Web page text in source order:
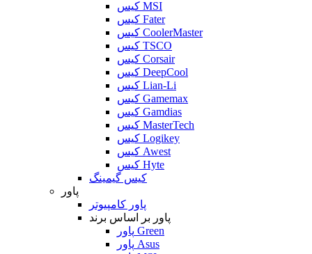
کیس MSI
کیس Fater
کیس CoolerMaster
کیس TSCO
کیس Corsair
کیس DeepCool
کیس Lian-Li
کیس Gamemax
کیس Gamdias
کیس MasterTech
کیس Logikey
کیس Awest
کیس Hyte
کیس گیمینگ
پاور
پاور کامپیوتر
پاور بر اساس برند
پاور Green
پاور Asus